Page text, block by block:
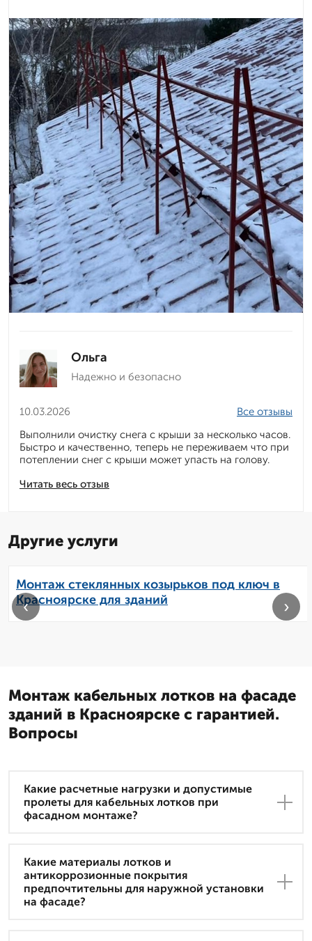
Ольга
Надежно и безопасно
10.03.2026
Читать весь отзыв
Все отзывы
Выполнили очистку снега с крыши за несколько часов.
Быстро и качественно, теперь не переживаем что при
потеплении снег с крыши может упасть на голову.
Другие услуги
Монтаж стеклянных козырьков под ключ в
Красноярске для зданий
‹ ›
Монтаж кабельных лотков на фасаде
зданий в Красноярске с гарантией.
Вопросы
Какие расчетные нагрузки и допустимые
пролеты для кабельных лотков при
фасадном монтаже?
Какие материалы лотков и
антикоррозионные покрытия
предпочтительны для наружной установки
на фасаде?